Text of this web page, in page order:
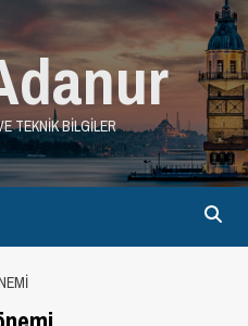
TEKNIK BILGILER